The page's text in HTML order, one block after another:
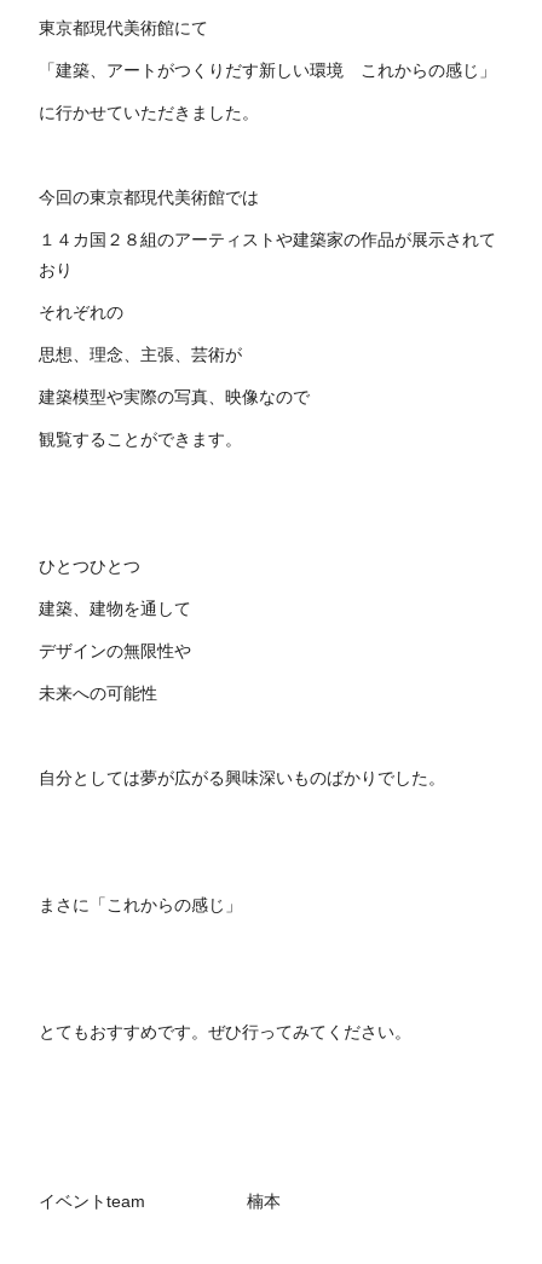
東京都現代美術館にて
「建築、アートがつくりだす新しい環境 これからの感じ」
に行かせていただきました。
今回の東京都現代美術館では
１４カ国２８組のアーティストや建築家の作品が展示されて
おり
それぞれの
思想、理念、主張、芸術が
建築模型や実際の写真、映像なので
観覧することができます。
ひとつひとつ
建築、建物を通して
デザインの無限性や
未来への可能性
自分としては夢が広がる興味深いものばかりでした。
まさに「これからの感じ」
とてもおすすめです。ぜひ行ってみてください。
イベントteam 楠本